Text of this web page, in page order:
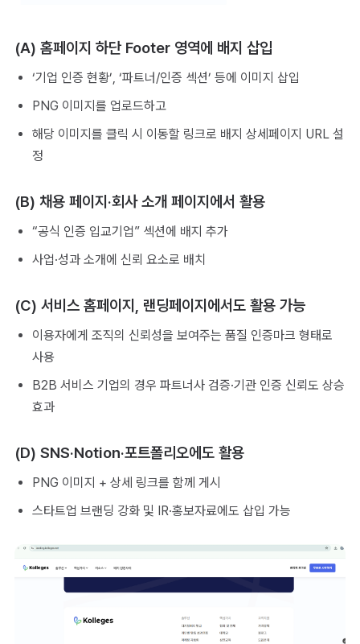
(A) 홈페이지 하단 Footer 영역에 배지 삽입
‘기업 인증 현황’, ‘파트너/인증 섹션’ 등에 이미지 삽입
PNG 이미지를 업로드하고
해당 이미지를 클릭 시 이동할 링크로 배지 상세페이지 URL 설
정
(B) 채용 페이지·회사 소개 페이지에서 활용
“공식 인증 입교기업” 섹션에 배지 추가
사업·성과 소개에 신뢰 요소로 배치
(C) 서비스 홈페이지, 랜딩페이지에서도 활용 가능
이용자에게 조직의 신뢰성을 보여주는 품질 인증마크 형태로
사용
B2B 서비스 기업의 경우 파트너사 검증·기관 인증 신뢰도 상승
효과
(D) SNS·Notion·포트폴리오에도 활용
PNG 이미지 + 상세 링크를 함께 게시
스타트업 브랜딩 강화 및 IR·홍보자료에도 삽입 가능